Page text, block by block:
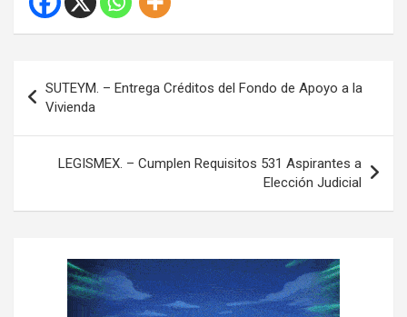
v
a
SUTEYM. – Entrega Créditos del Fondo de Apoyo a la
Vivienda
LEGISMEX. – Cumplen Requisitos 531 Aspirantes a
Elección Judicial